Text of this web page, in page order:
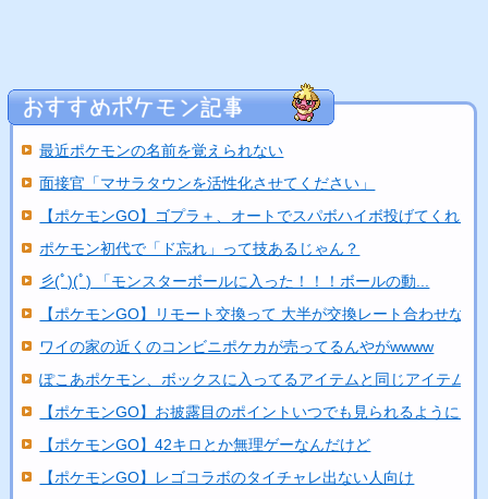
最近ポケモンの名前を覚えられない
面接官「マサラタウンを活性化させてください」
【ポケモンGO】ゴプラ＋、オートでスパボハイボ投げてくれた...
ポケモン初代で「ド忘れ」って技あるじゃん？
彡(ﾟ)(ﾟ) 「モンスターボールに入った！！！ボールの動...
【ポケモンGO】リモート交換って 大半が交換レート合わせな...
ワイの家の近くのコンビニポケカが売ってるんやがwwww
ぽこあポケモン、ボックスに入ってるアイテムと同じアイテムを
【ポケモンGO】お披露目のポイントいつでも見られるようにし
【ポケモンGO】42キロとか無理ゲーなんだけど
【ポケモンGO】レゴコラボのタイチャレ出ない人向け